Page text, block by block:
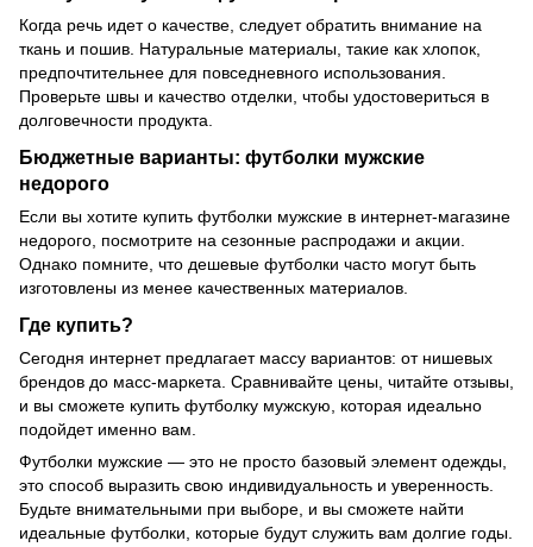
Когда речь идет о качестве, следует обратить внимание на
ткань и пошив. Натуральные материалы, такие как хлопок,
предпочтительнее для повседневного использования.
Проверьте швы и качество отделки, чтобы удостовериться в
долговечности продукта.
Бюджетные варианты: футболки мужские
недорого
Если вы хотите купить футболки мужские в интернет-магазине
недорого, посмотрите на сезонные распродажи и акции.
Однако помните, что дешевые футболки часто могут быть
изготовлены из менее качественных материалов.
Где купить?
Сегодня интернет предлагает массу вариантов: от нишевых
брендов до масс-маркета. Сравнивайте цены, читайте отзывы,
и вы сможете купить футболку мужскую, которая идеально
подойдет именно вам.
Футболки мужские — это не просто базовый элемент одежды,
это способ выразить свою индивидуальность и уверенность.
Будьте внимательными при выборе, и вы сможете найти
идеальные футболки, которые будут служить вам долгие годы.